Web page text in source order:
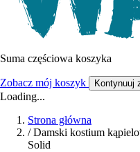
Suma częściowa koszyka
Zobacz mój koszyk Kontynuuj
Loading...
Strona główna
/ Damski kostium
Solid